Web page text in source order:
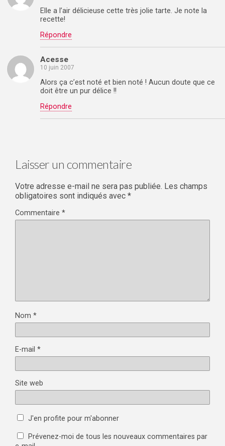
Elle a l’air délicieuse cette très jolie tarte. Je note la
recette!
Répondre
Acesse
10 juin 2007
Alors ça c’est noté et bien noté ! Aucun doute que ce
doit être un pur délice !!
Répondre
Laisser un commentaire
Votre adresse e-mail ne sera pas publiée. Les champs
obligatoires sont indiqués avec *
Commentaire *
Nom *
E-mail *
Site web
J'en profite pour m'abonner
Prévenez-moi de tous les nouveaux commentaires par